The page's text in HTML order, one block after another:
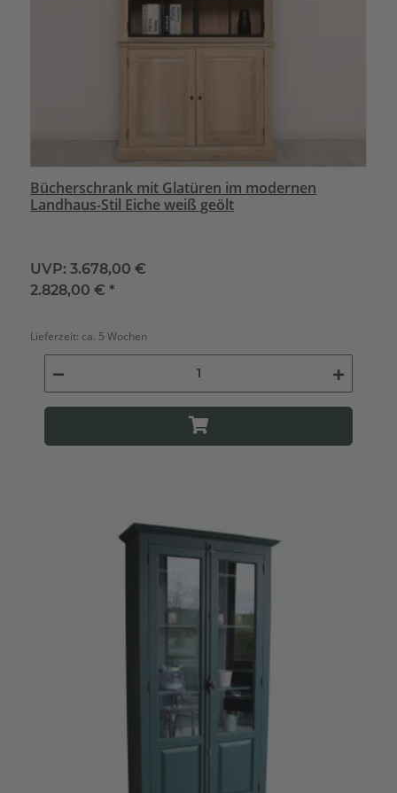
Bücherschrank mit Glatüren im modernen
Landhaus-Stil Eiche weiß geölt
UVP: 3.678,00 €
2.828,00 €*
Lieferzeit: ca. 5 Wochen